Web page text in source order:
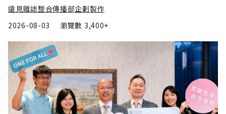
遠見雜誌整合傳播部企劃製作
2026-08-03
瀏覽數 3,400+